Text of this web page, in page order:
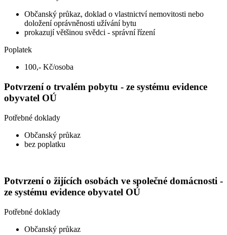
Občanský průkaz, doklad o vlastnictví nemovitosti nebo
doložení oprávněnosti užívání bytu
prokazují většinou svědci - správní řízení
Poplatek
100,- Kč/osoba
Potvrzení o trvalém pobytu - ze systému evidence
obyvatel OÚ
Potřebné doklady
Občanský průkaz
bez poplatku
Potvrzení o žijících osobách ve společné domácnosti -
ze systému evidence obyvatel OÚ
Potřebné doklady
Občanský průkaz